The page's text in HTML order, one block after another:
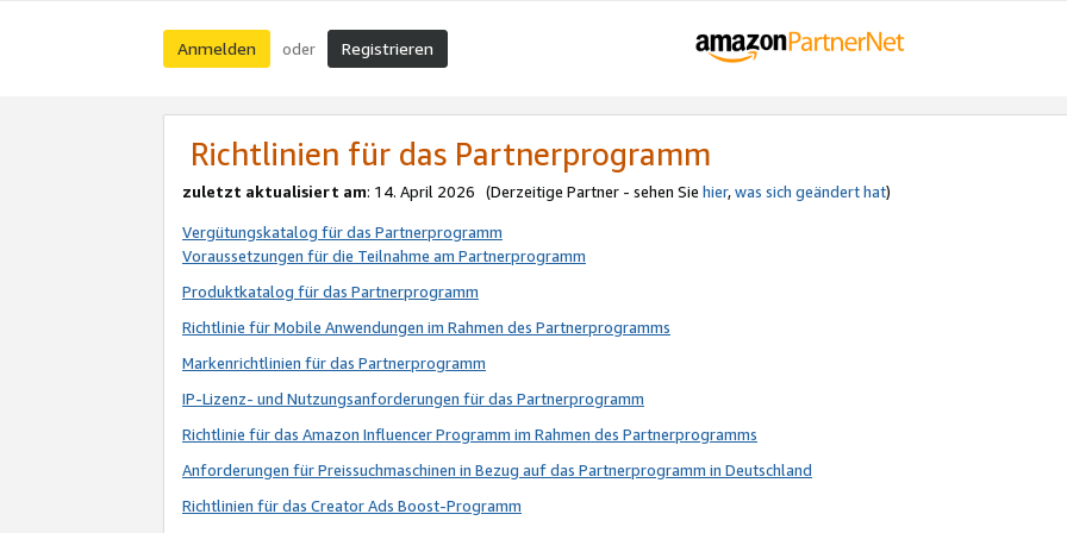
Anmelden oder Registrieren
Richtlinien für das Partnerprogramm
zuletzt aktualisiert am: 14. April 2026 (Derzeitige Partner - sehen Sie hier,was sich geändert hat)
Vergütungskatalog für das Partnerprogramm
Voraussetzungen für die Teilnahme am Partnerprogramm
Produktkatalog für das Partnerprogramm
Richtlinie für Mobile Anwendungen im Rahmen des Partnerprogramms
Markenrichtlinien für das Partnerprogramm
IP-Lizenz- und Nutzungsanforderungen für das Partnerprogramm
Richtlinie für das Amazon Influencer Programm im Rahmen des Partnerprogramms
Anforderungen für Preissuchmaschinen in Bezug auf das Partnerprogramm in Deutschland
Richtlinien für das Creator Ads Boost-Programm